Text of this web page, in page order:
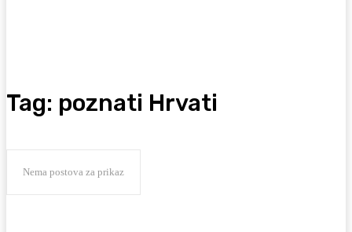
Tag: poznati Hrvati
Nema postova za prikaz